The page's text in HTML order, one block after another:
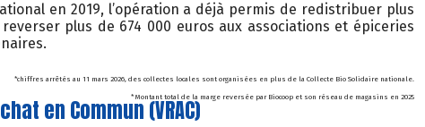
en 2019, l’opération a déjà permis de redistribuer plus
plus de 674 000 euros aux associations et épiceries
*chiffres arrêtés au 11 mars 2026, des collectes locales sont organisées en plus de la Collecte Bio Solidaire nationale.
* Montant total de la marge reversée par Biocoop et son réseau de magasins en 2025
en Commun (VRAC)